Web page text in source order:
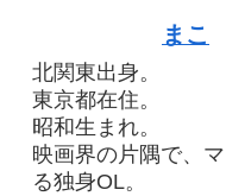
まこ
北関東出身。
東京都在住。
昭和生まれ。
映画界の片隅で、
る独身OL。